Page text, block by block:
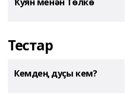
Тестар
Кемдең дуҫы кем?